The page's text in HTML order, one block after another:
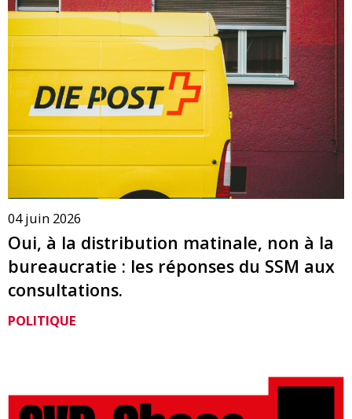
04 juin 2026
Oui, à la distribution matinale, non à la
bureaucratie : les réponses du SSM aux
consultations.
POLITIQUE